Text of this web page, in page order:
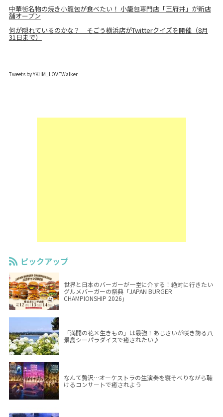
中華街名物の焼き小籠包が食べたい！ 小籠包専門店「王府井」が新店
舗オープン
何が隠れているのかな？ そごう横浜店がTwitterクイズを開催（8月
31日まで）
Tweets by YKHM_LOVEWalker
ピックアップ
世界と日本のバーガーが一堂に介する！絶対に行きたい
グルメバーガーの祭典「JAPAN BURGER
CHAMPIONSHIP 2026」
「満開の花×生きもの」は最強！あじさいが咲き誇る八
景島シーパラダイスで癒されたい♪
なんて贅沢…オーケストラの生演奏を寝そべりながら聴
けるコンサートで癒されよう